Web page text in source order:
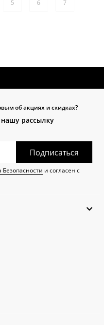
5 6 7
об акциях и скидках?
рассылку
Подписаться
Безопасности и согласен с